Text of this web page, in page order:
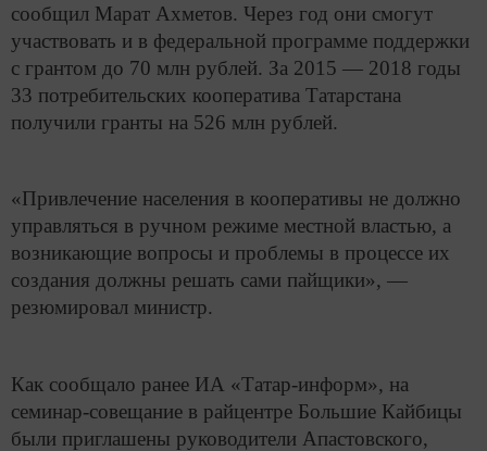
сообщил Марат Ахметов. Через год они смогут
участвовать и в федеральной программе поддержки
с грантом до 70 млн рублей. За 2015 — 2018 годы
33 потребительских кооператива Татарстана
получили гранты на 526 млн рублей.
«Привлечение населения в кооперативы не должно
управляться в ручном режиме местной властью, а
возникающие вопросы и проблемы в процессе их
создания должны решать сами пайщики», —
резюмировал министр.
Как сообщало ранее ИА «Татар-информ», на
семинар-совещание в райцентре Большие Кайбицы
были приглашены руководители Апастовского,